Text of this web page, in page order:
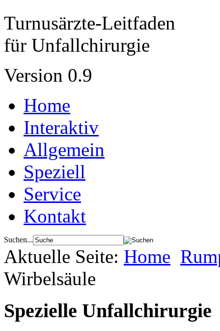
Turnusärzte-Leitfaden
für Unfallchirurgie
Version 0.9
Home
Interaktiv
Allgemein
Speziell
Service
Kontakt
Suchen...
Aktuelle Seite: Home
Wirbelsäule
Spezielle Unfallchirurgie